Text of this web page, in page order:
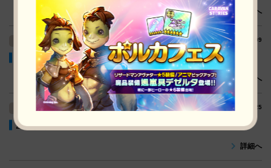
詳細へ
お知らせ 2021/03/09
3/9(火)アップデートのお知らせ
詳細へ
お知らせ 2021/02/25
2/24(水)アップデートのお知らせ
詳細へ